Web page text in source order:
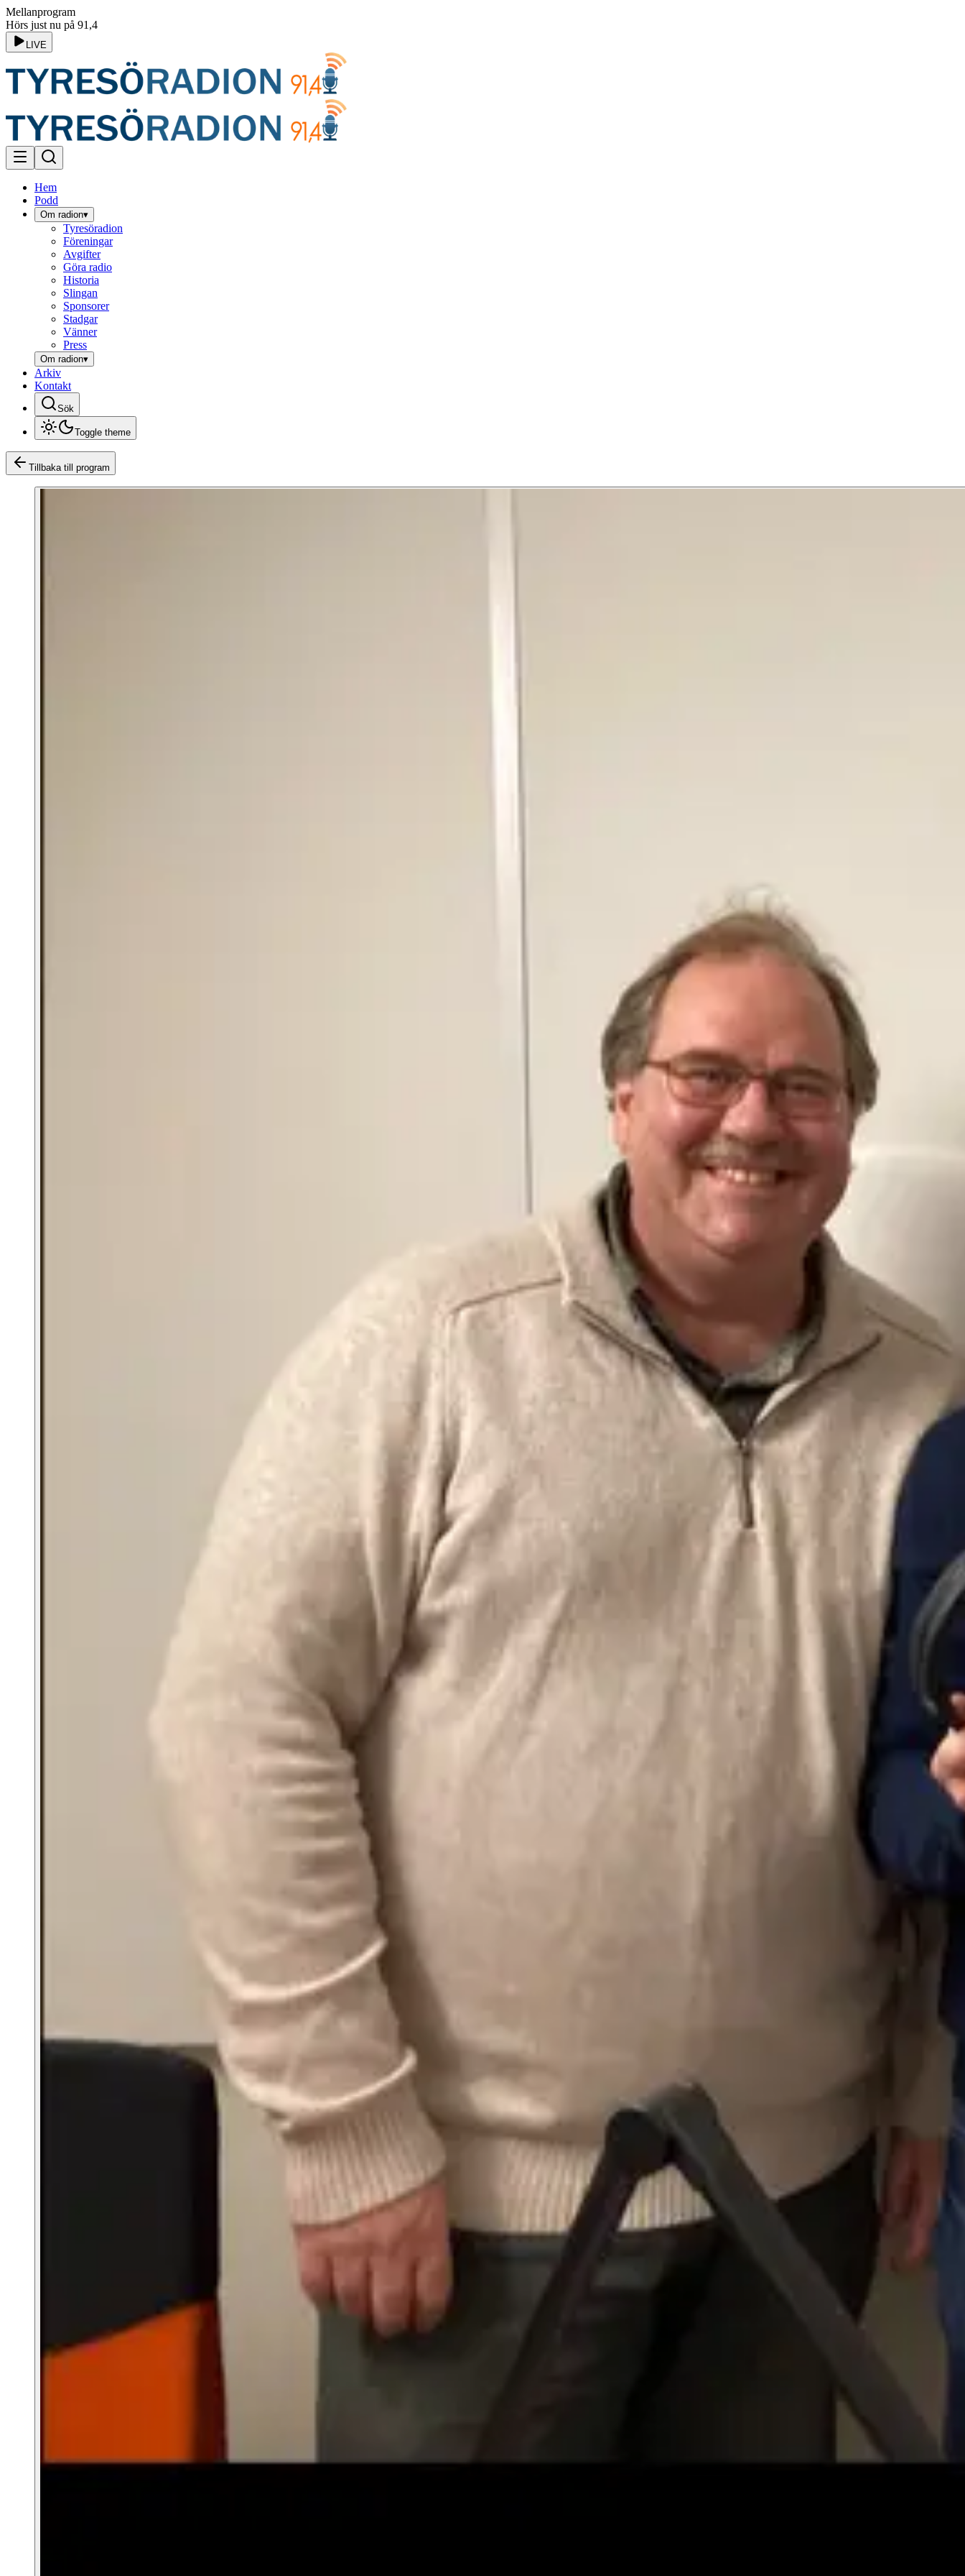
Mellanprogram
Hörs just nu på 91,4
LIVE
Hem
Podd
Om radion▾
Tyresöradion
Föreningar
Avgifter
Göra radio
Historia
Slingan
Sponsorer
Stadgar
Vänner
Press
Om radion▾
Arkiv
Kontakt
Sök
Toggle theme
Tillbaka till program